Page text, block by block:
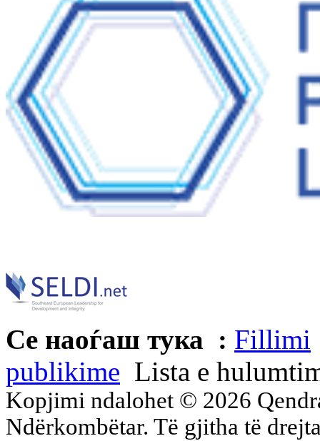
Се наоѓаш тука : Fillimi
publikime Lista e
Kopjimi ndalohet © 2026
Ndërkombëtar. Të gjitha të